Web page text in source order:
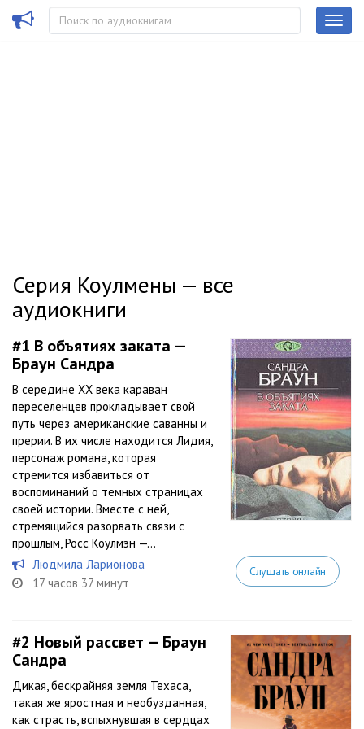
Серия Коулмены — все
аудиокниги
#1 В объятиях заката —
Браун Сандра
В середине XX века караван
переселенцев прокладывает свой
путь через американские саванны и
прерии. В их числе находится Лидия,
персонаж романа, которая
стремится избавиться от
воспоминаний о темных страницах
своей истории. Вместе с ней,
стремящийся разорвать связи с
прошлым, Росс Коулмэн —...
Людмила Ларионова
17 часов 37 минут
Слушать онлайн
#2 Новый рассвет — Браун
Сандра
Дикая, бескрайняя земля Техаса,
такая же яростная и необузданная,
как страсть, вспыхнувшая в сердцах